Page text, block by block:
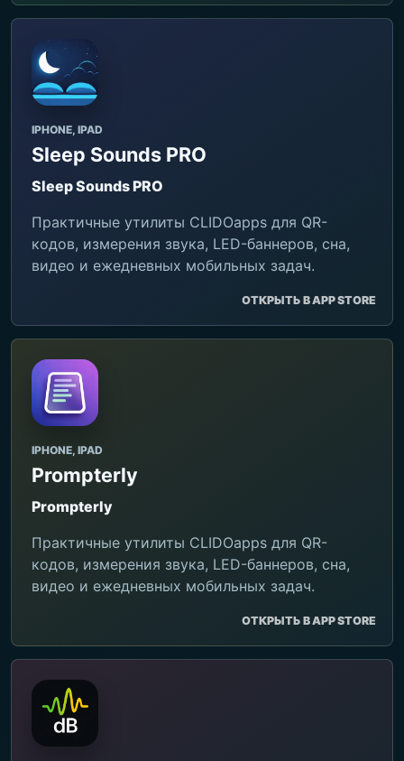
IPHONE, IPAD
Sleep Sounds PRO
Sleep Sounds PRO
Практичные утилиты CLIDOapps для QR-
кодов, измерения звука, LED-баннеров, сна,
видео и ежедневных мобильных задач.
ОТКРЫТЬ В APP STORE
IPHONE, IPAD
Prompterly
Prompterly
Практичные утилиты CLIDOapps для QR-
кодов, измерения звука, LED-баннеров, сна,
видео и ежедневных мобильных задач.
ОТКРЫТЬ В APP STORE